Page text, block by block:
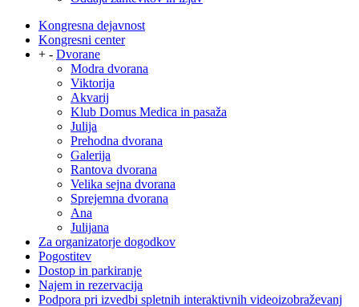
Kongresna dejavnost
Kongresni center
+ - Dvorane
Modra dvorana
Viktorija
Akvarij
Klub Domus Medica in pasaža
Julija
Prehodna dvorana
Galerija
Rantova dvorana
Velika sejna dvorana
Sprejemna dvorana
Ana
Julijana
Za organizatorje dogodkov
Pogostitev
Dostop in parkiranje
Najem in rezervacija
Podpora pri izvedbi spletnih interaktivnih videoizobraževanj